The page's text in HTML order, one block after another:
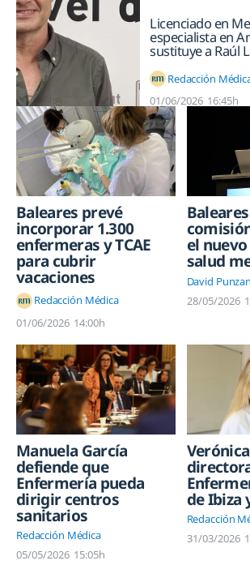
Licenciado en
especialista en
sustituye a Raúl
Redacción
01/06/2026 16:45h
Baleares prevé
incorporar 1.300
enfermeras y TCAE
para cubrir
vacaciones
Redacción Médica
01/06/2026 14:00h
el
salud
David
28/05/2026
Manuela García
defiende que
Enfermería pueda
dirigir centros
sanitarios
Redacción Médica
05/05/2026 15:05h
de Ibiza
Redacción
31/03/2026